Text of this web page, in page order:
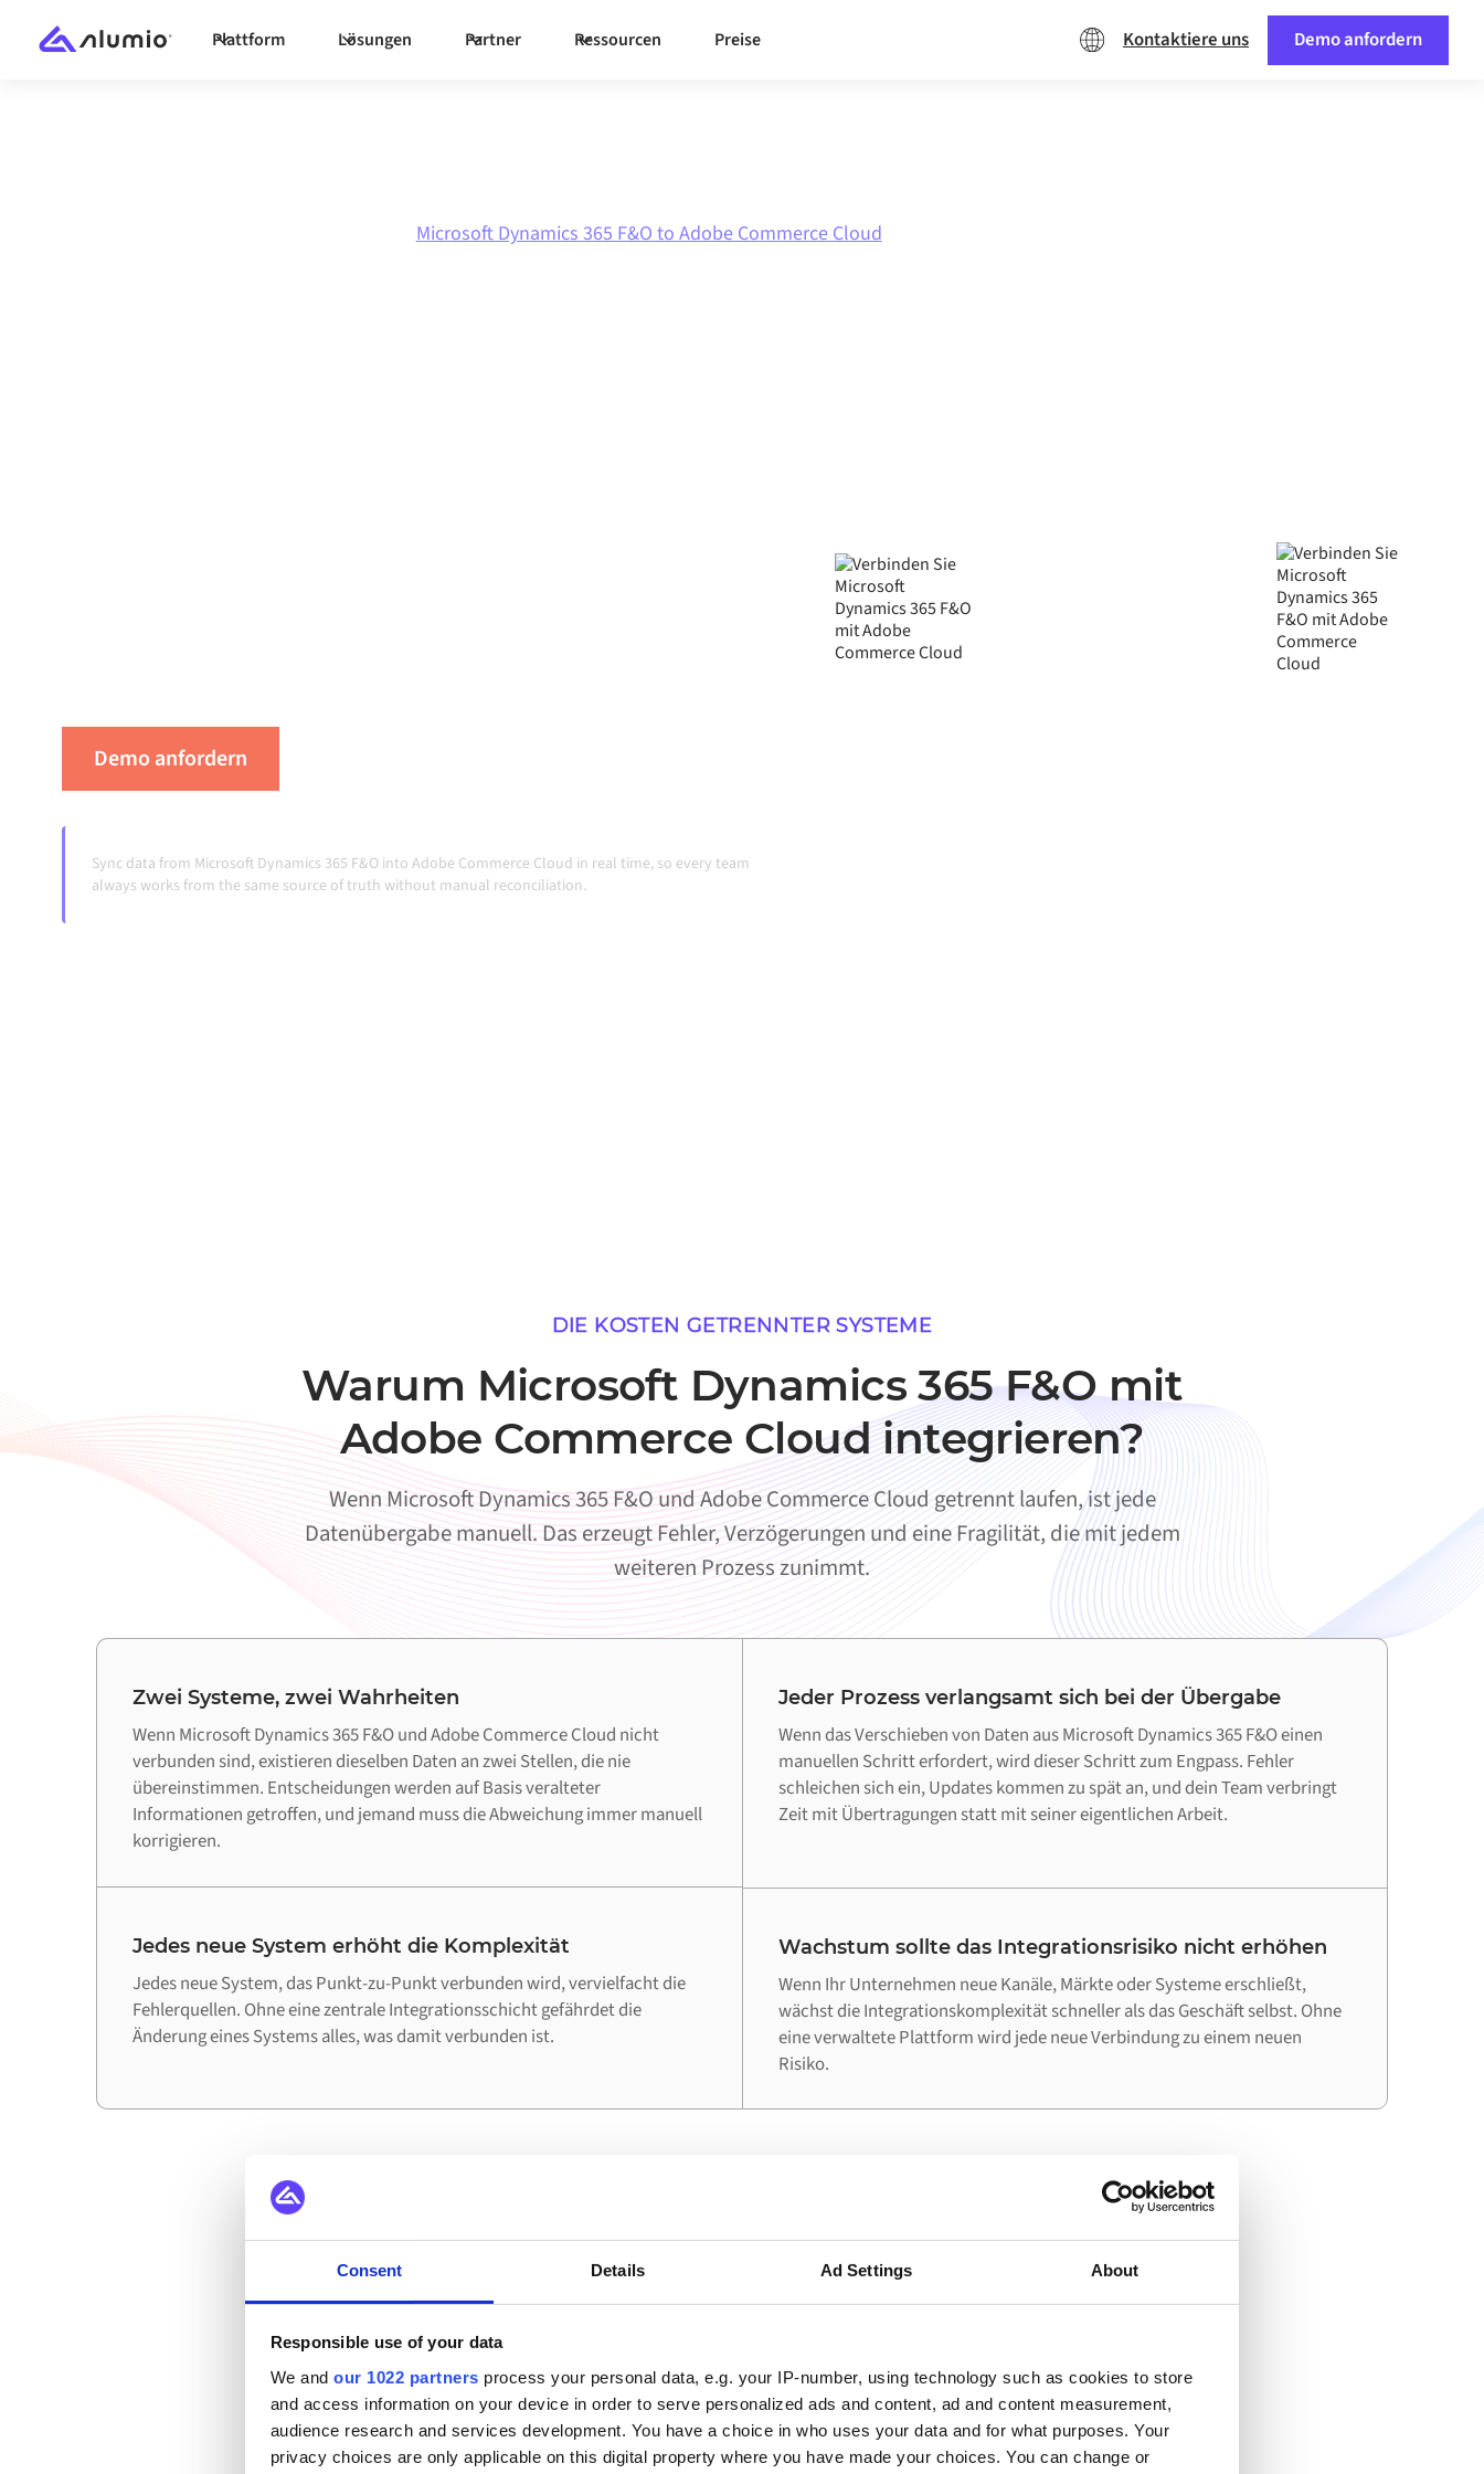
Consent Details Ad Settings About
Responsible use of your data
We and our 1022 partners process your personal data, e.g. your IP-number, using technology such as cookies to store
and access information on your device in order to serve personalized ads and content, ad and content measurement,
audience research and services development. You have a choice in who uses your data and for what purposes. Your
privacy choices are only applicable on this digital property where you have made your choices. You can change or
Plattform Lösungen Partner Ressourcen Preise Kontaktiere uns Demo anfordern
Microsoft Dynamics 365 F&O to Adobe Commerce Cloud
Demo anfordern
Sync data from Microsoft Dynamics 365 F&O into Adobe Commerce Cloud in real time, so every team
always works from the same source of truth without manual reconciliation.
DIE KOSTEN GETRENNTER SYSTEME
Warum Microsoft Dynamics 365 F&O mit
Adobe Commerce Cloud integrieren?
Wenn Microsoft Dynamics 365 F&O und Adobe Commerce Cloud getrennt laufen, ist jede
Datenübergabe manuell. Das erzeugt Fehler, Verzögerungen und eine Fragilität, die mit jedem
weiteren Prozess zunimmt.
Zwei Systeme, zwei Wahrheiten
Wenn Microsoft Dynamics 365 F&O und Adobe Commerce Cloud nicht
verbunden sind, existieren dieselben Daten an zwei Stellen, die nie
übereinstimmen. Entscheidungen werden auf Basis veralteter
Informationen getroffen, und jemand muss die Abweichung immer manuell
korrigieren.
Jeder Prozess verlangsamt sich bei der Übergabe
Wenn das Verschieben von Daten aus Microsoft Dynamics 365 F&O einen
manuellen Schritt erfordert, wird dieser Schritt zum Engpass. Fehler
schleichen sich ein, Updates kommen zu spät an, und dein Team verbringt
Zeit mit Übertragungen statt mit seiner eigentlichen Arbeit.
Jedes neue System erhöht die Komplexität
Jedes neue System, das Punkt-zu-Punkt verbunden wird, vervielfacht die
Fehlerquellen. Ohne eine zentrale Integrationsschicht gefährdet die
Änderung eines Systems alles, was damit verbunden ist.
Wachstum sollte das Integrationsrisiko nicht erhöhen
Wenn Ihr Unternehmen neue Kanäle, Märkte oder Systeme erschließt,
wächst die Integrationskomplexität schneller als das Geschäft selbst. Ohne
eine verwaltete Plattform wird jede neue Verbindung zu einem neuen
Risiko.
Wie Unternehmen diese Integration
Das sind die Szenarien, in denen eine Live-Verbindung zwischen Microsoft Dynamics 365 F&O und
Adobe Commerce Cloud den unmittelbarsten operativen Mehrwert liefert.